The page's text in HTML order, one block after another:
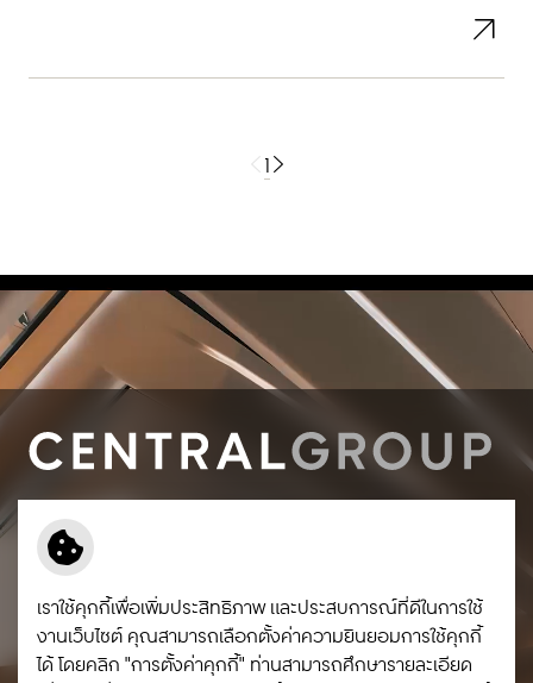
1
ติดต่อเรา
ร่วมงานกับกลุ่มเซ็นทรัล
การจัดซื้อจัดจ้าง
ข้อกำหนดและเงื่อนไข
นโยบายความเป็นส่วนตัว
นโยบายคุกกี้
เราใช้คุกกี้เพื่อเพิ่มประสิทธิภาพ และประสบการณ์ที่ดีในการใช้
งานเว็บไซต์ คุณสามารถเลือกตั้งค่าความยินยอมการใช้คุกกี้
ได้ โดยคลิก "การตั้งค่าคุกกี้" ท่านสามารถศึกษารายละเอียด